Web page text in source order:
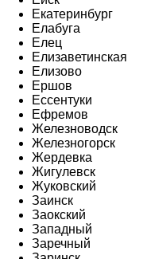
Екатеринбург
Елабуга
Елец
Елизаветинская
Елизово
Ершов
Ессентуки
Ефремов
Железноводск
Железногорск
Жердевка
Жигулевск
Жуковский
Заинск
Заокский
Западный
Заречный